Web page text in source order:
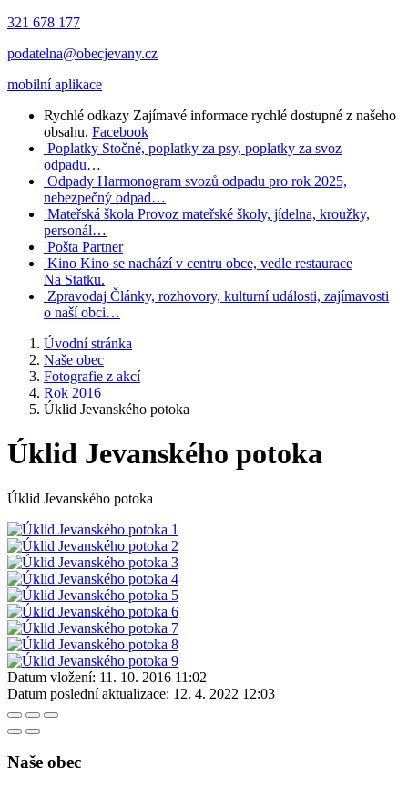
321 678 177
podatelna@obecjevany.cz
mobilní aplikace
Rychlé odkazy Zajímavé informace rychlé dostupné z našeho
obsahu. Facebook
Poplatky Stočné, poplatky za psy, poplatky za svoz
odpadu…
Odpady Harmonogram svozů odpadu pro rok 2025,
nebezpečný odpad…
Mateřská škola Provoz mateřské školy, jídelna, kroužky,
personál…
Pošta Partner
Kino Kino se nachází v centru obce, vedle restaurace
Na Statku.
Zpravodaj Články, rozhovory, kulturní události, zajímavosti
o naší obci…
Úvodní stránka
Naše obec
Fotografie z akcí
Rok 2016
Úklid Jevanského potoka
Úklid Jevanského potoka
Úklid Jevanského potoka
Datum vložení: 11. 10. 2016 11:02
Datum poslední aktualizace: 12. 4. 2022 12:03
Naše obec